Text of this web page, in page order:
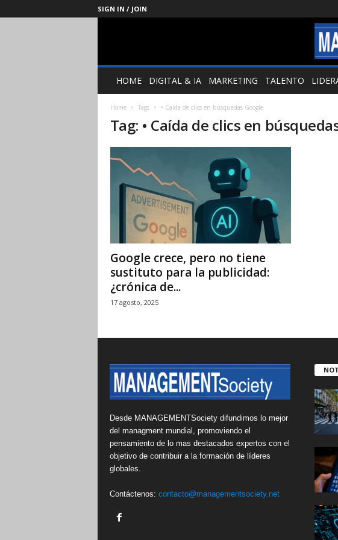
SIGN IN / JOIN
Management
SocietyHOME DIGITAL & IA MARKETING TALENTO
Home Tags • Caída de clics en búsquedas Google
Tag: • Caída de clics en
Google crece, pero no tiene
sustituto para la publicidad:
¿crónica de...
17 agosto, 2025
Desde MANAGEMENTSociety difundimos lo mejor
del managment mundial, promoviendo el
pensamiento de lo mas destacados expertos con el
objetivo de contribuir a la formación de líderes
globales.
Contáctenos: contacto@managementsociety.net